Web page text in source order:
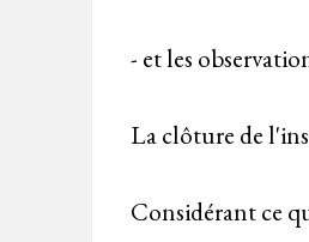
- et les
La clôture de
Considérant ce